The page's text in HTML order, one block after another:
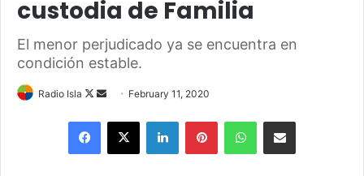
custodia de Familia
El menor perjudicado ya se encuentra en
condición estable.
Radio Isla
Follow
Send
email
February 11, 2020
Facebook
X LinkedInPinterestWhatsAppShare via Email